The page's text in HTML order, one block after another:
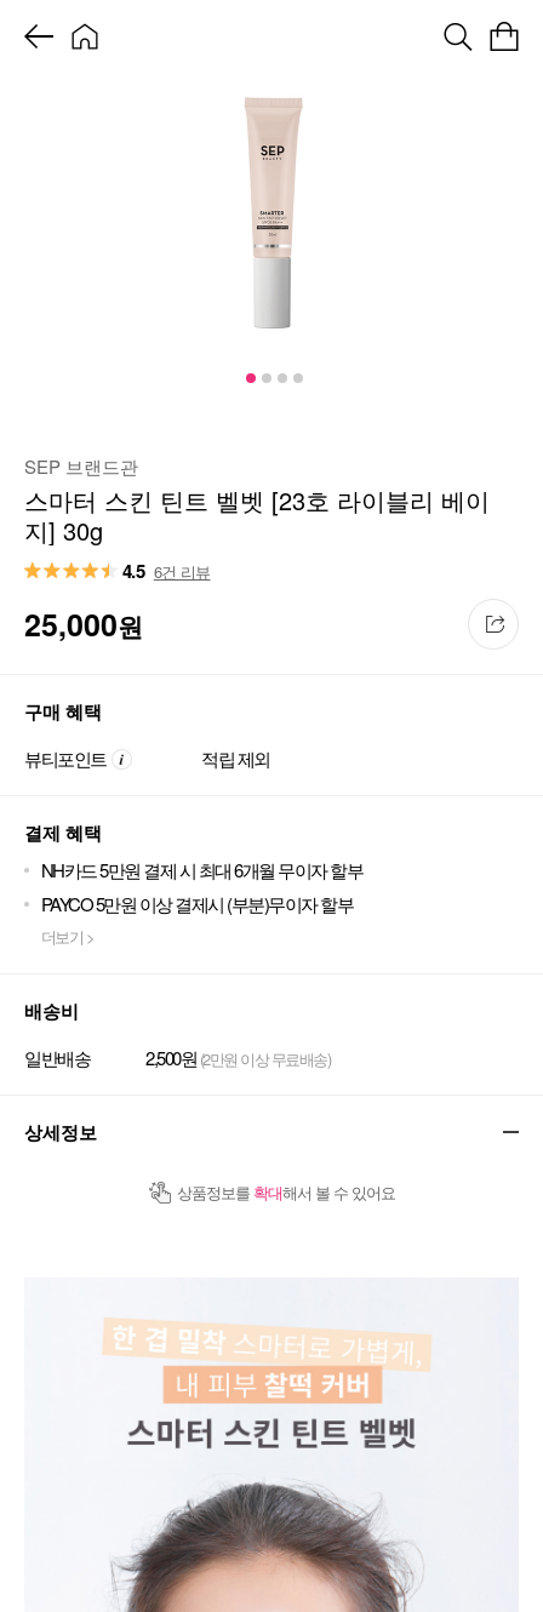
SEP 브랜드관
스마터 스킨 틴트 벨벳 [23호 라이블리 베이
지] 30g
4.5 6건 리뷰
25,000원
구매 혜택
뷰티포인트 적립 제외
결제 혜택
NH카드 5만원 결제 시 최대 6개월 무이자 할부
PAYCO 5만원 이상 결제시 (부분)무이자 할부
더보기 >
배송비
일반배송 2,500원 (2만원 이상 무료배송)
상세정보
상품정보를 확대해서 볼 수 있어요